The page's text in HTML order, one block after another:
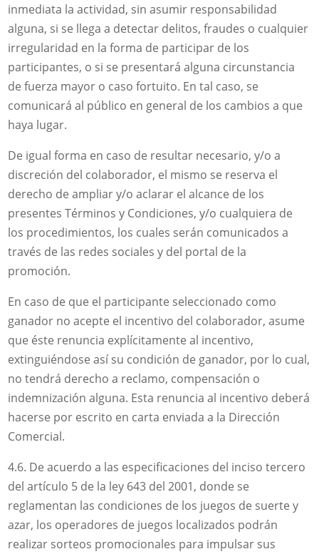
inmediata la actividad, sin asumir responsabilidad
alguna, si se llega a detectar delitos, fraudes o cualquier
irregularidad en la forma de participar de los
participantes, o si se presentará alguna circunstancia
de fuerza mayor o caso fortuito. En tal caso, se
comunicará al público en general de los cambios a que
haya lugar.
De igual forma en caso de resultar necesario, y/o a
discreción del colaborador, el mismo se reserva el
derecho de ampliar y/o aclarar el alcance de los
presentes Términos y Condiciones, y/o cualquiera de
los procedimientos, los cuales serán comunicados a
través de las redes sociales y del portal de la
promoción.
En caso de que el participante seleccionado como
ganador no acepte el incentivo del colaborador, asume
que éste renuncia explícitamente al incentivo,
extinguiéndose así su condición de ganador, por lo cual,
no tendrá derecho a reclamo, compensación o
indemnización alguna. Esta renuncia al incentivo deberá
hacerse por escrito en carta enviada a la Dirección
Comercial.
4.6. De acuerdo a las especificaciones del inciso tercero
del artículo 5 de la ley 643 del 2001, donde se
reglamentan las condiciones de los juegos de suerte y
azar, los operadores de juegos localizados podrán
realizar sorteos promocionales para impulsar sus